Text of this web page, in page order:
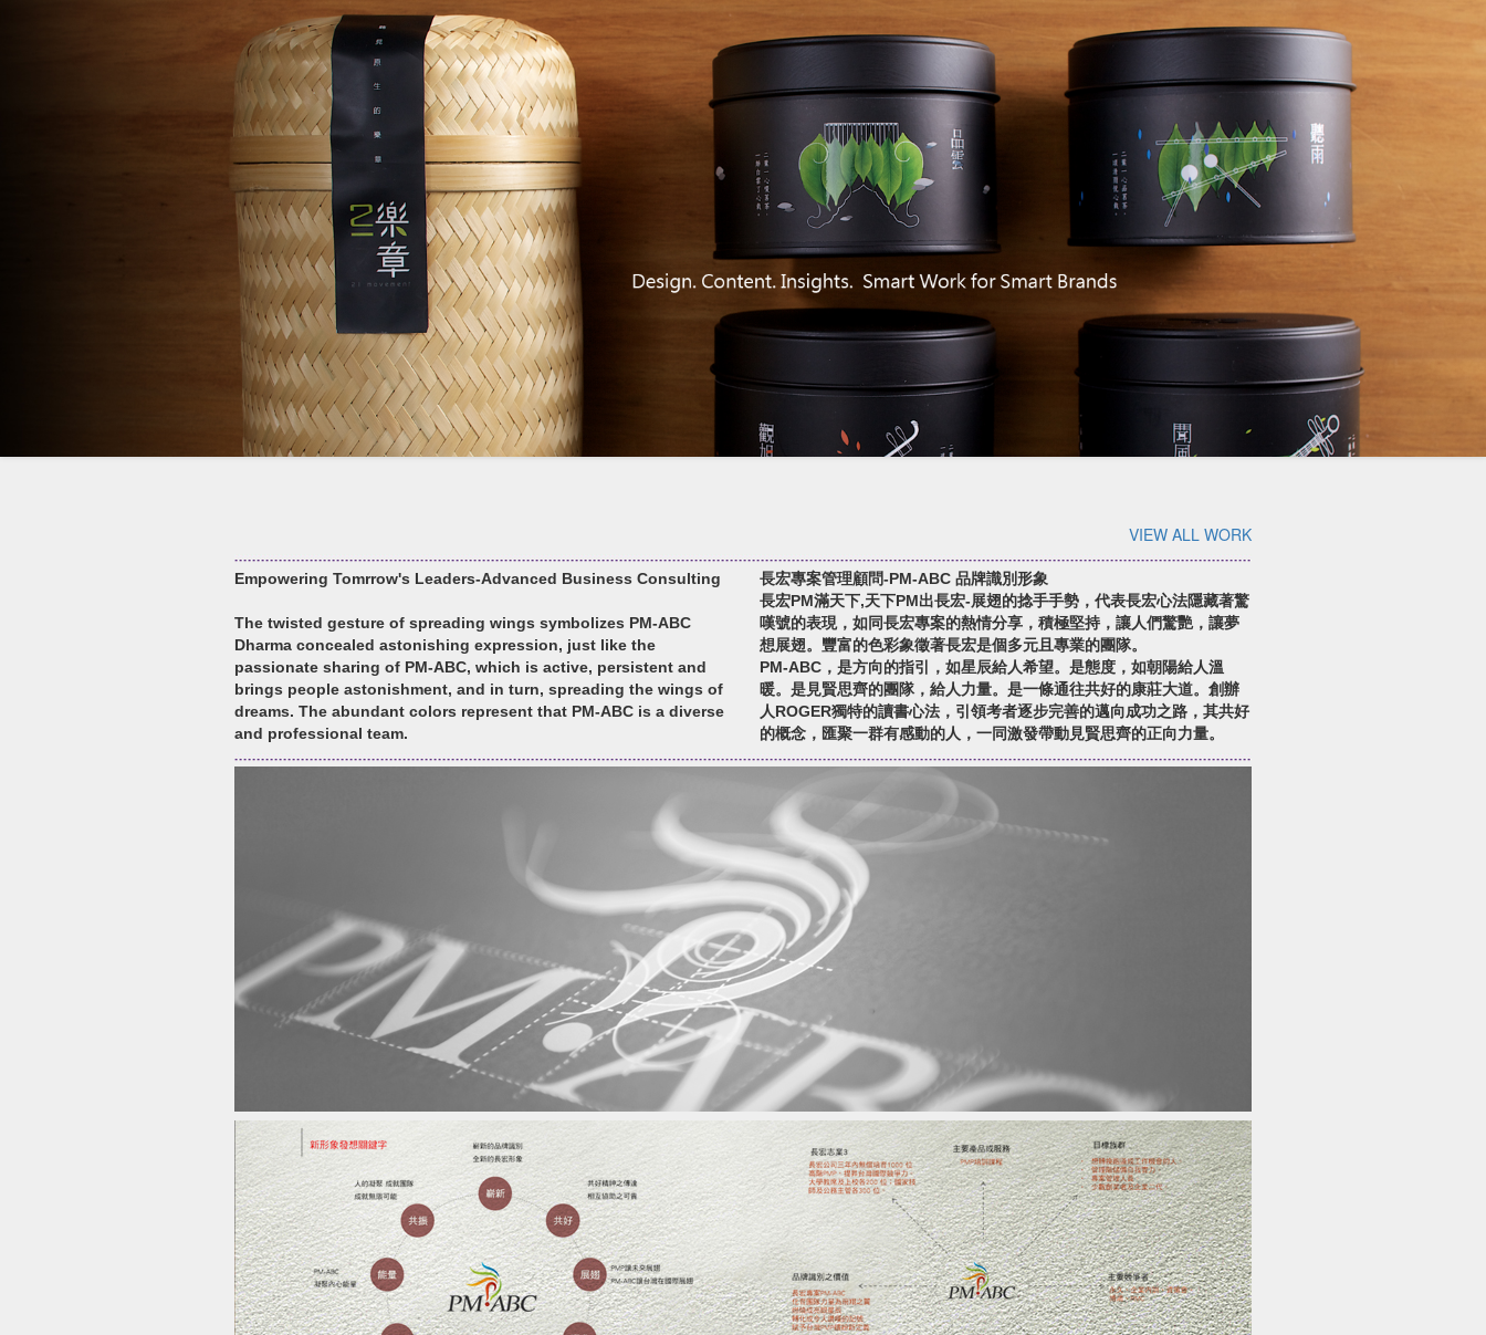
VIEW ALL WORK
Empowering Tomrrow's Leaders-Advanced Business Consulting
The twisted gesture of spreading wings symbolizes PM-ABC
Dharma concealed astonishing expression, just like the
passionate sharing of PM-ABC, which is active, persistent and
brings people astonishment, and in turn, spreading the wings of
dreams. The abundant colors represent that PM-ABC is a diverse
and professional team.
長宏專案管理顧問-PM-ABC 品牌識別形象
長宏PM滿天下,天下PM出長宏-展翅的捻手手勢，代表長宏心法隱藏著驚
嘆號的表現，如同長宏專案的熱情分享，積極堅持，讓人們驚艷，讓夢
想展翅。豐富的色彩象徵著長宏是個多元且專業的團隊。
PM-ABC，是方向的指引，如星辰給人希望。是態度，如朝陽給人溫
暖。是見賢思齊的團隊，給人力量。是一條通往共好的康莊大道。創辦
人ROGER獨特的讀書心法，引領考者逐步完善的邁向成功之路，其共好
的概念，匯聚一群有感動的人，一同激發帶動見賢思齊的正向力量。